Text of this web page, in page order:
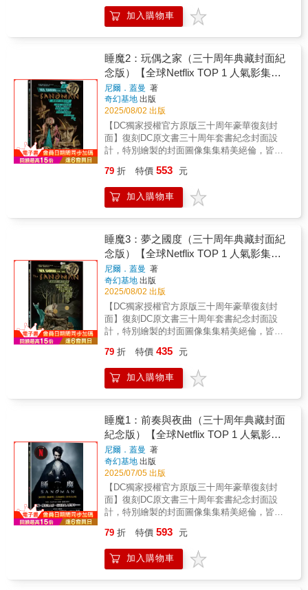
論家★絕對是流行文化中的大師之作，遠比同
期所謂「高雅文化」產出的任何東西都要更勇
爾．蓋曼筆下的這本漫畫鉅作⋯⋯在內容和風
格方面都展示了漫畫作為媒介的龐大表現力。
——《出版者週刊》（Publishers Weekly）★
蓋曼靈秀的散文因為書中維妙維肖的插畫而得
以昇華⋯⋯無疑將漫畫插畫作為一種精緻藝術
推向極致。——《軌跡》雜誌（Locus）★在黑
暗深沉、離經叛道又一鳴驚人的DC奇幻漫畫
「睡魔」系列中，蓋曼創造出一座新的萬神
殿，從死亡到譫妄再到夢，這些不朽者皆以相
同的字母D開頭⋯⋯他筆下的漫畫作品極富文學
色，以及恰到好處的偏執與異常。蓋曼是極少
數被評論界視為已經超越漫畫類型、開創出全
新生命力的漫畫編劇之一。——《舊金山觀察
像小說收藏必備。——《圖書館月刊》
（Library Journal）★視野宏大如宇宙，情感卻
出奇地貼近人心。——《娛樂週刊》
（Entertainment Weekly）★漫畫史上最偉大
的史詩之作。——《洛杉磯時報雜誌》（Los
Angeles Times Magazine）★錯綜交織、層層
堆疊的故事，融合民間傳說、神話、宗教、現
代街頭故事，以及一種帶著諷刺意味的幽默
開拓性之作。——《多倫多星報》（Toronto
Star）★假若《睡魔》不是本世紀最偉大的漫
畫，那它也好到應該用那個標準來看待。——
《獨立報》（The Independent）★主流成人漫
正面衝撞。——《新音樂快遞》（New Musical
Express）★無庸置疑，是主流漫畫產業有史以
來最出色的寫作。——《聖路易郵訊報》（St.
Louis Dispatch）★你將在這些書頁中感受到真
實的情感、驚豔的畫作⋯⋯堪稱圖像小說所能
帶來最豐富且令人滿足的閱讀體驗。——《英
倫線上》（UK Online）★不負長期讀者的高度
期待，並以跨越千禧年後的風格多樣性帶來無
限驚喜。——《村聲》（The Village Voice）
——✴✴✴——【故事介紹】《睡魔7：浮生若
寄》無盡家族最年幼的譫妄說動了她的哥哥
——夢，兩人結伴尋找他們失蹤的兄弟：毀
滅。他們踏上一場穿越清醒世界的奧德賽旅
程，最終迎來與毀滅之間的對質；而夢與兒子
魔》以深邃絢麗、富有詩意的筆調，講述了這
位夢之主宰的傳奇。它由數部獨立的篇章組
成，所有故事又有着千絲萬縷的聯繫。其架構
宏大，跨越無限時空：從遠古蠻荒到紐約街
頭，從現實到幻境，無論神鬼精怪、超級英雄
還是庸碌一生的凡人，都參與了這部悲喜劇的
演出；而不同漫畫家的參與，更使《睡魔》充
滿了多元化的藝術風格，畫面語言如夢境般多
姿多彩。——✴✴✴——【各界盛譽】★簡而言
之，尼爾．蓋曼是一座故事寶窟，能在任何形
式的媒體上看到他的作品，都是我們的福氣。
——史蒂芬．金（Stephen King）★一個大師
級的故事，引領了成人黑暗奇幻這個創作類
型。——馬克．巴克斯頓（Marc Buxton），評
論家★絕對是流行文化中的大師之作，遠比同
期所謂「高雅文化」產出的任何東西都要更勇
爾．蓋曼筆下的這本漫畫鉅作⋯⋯在內容和風
格方面都展示了漫畫作為媒介的龐大表現力。
——《出版者週刊》（Publishers Weekly）★
蓋曼靈秀的散文因為書中維妙維肖的插畫而得
以昇華⋯⋯無疑將漫畫插畫作為一種精緻藝術
推向極致。——《軌跡》雜誌（Locus）★在黑
暗深沉、離經叛道又一鳴驚人的DC奇幻漫畫
「睡魔」系列中，蓋曼創造出一座新的萬神
殿，從死亡到譫妄再到夢，這些不朽者皆以相
同的字母D開頭⋯⋯他筆下的漫畫作品極富文學
色，以及恰到好處的偏執與異常。蓋曼是極少
數被評論界視為已經超越漫畫類型、開創出全
新生命力的漫畫編劇之一。——《舊金山觀察
像小說收藏必備。——《圖書館月刊》
（Library Journal）★視野宏大如宇宙，情感卻
出奇地貼近人心。——《娛樂週刊》
（Entertainment Weekly）★漫畫史上最偉大
的史詩之作。——《洛杉磯時報雜誌》（Los
Angeles Times Magazine）★錯綜交織、層層
堆疊的故事，融合民間傳說、神話、宗教、現
代街頭故事，以及一種帶著諷刺意味的幽默
開拓性之作。——《多倫多星報》（Toronto
Star）★假若《睡魔》不是本世紀最偉大的漫
畫，那它也好到應該用那個標準來看待。——
《獨立報》（The Independent）★主流成人漫
～2008年百部必讀書籍」♕橫掃「漫畫界奧斯
卡」艾斯納獎，包括5座最佳連載系列、1座最
佳短篇故事、4座最佳編劇、7座最佳嵌字、2座
3：夢之國度》）榮獲世界奇幻獎最佳短篇小說
♕《睡魔4：迷霧季節》榮獲安古蘭漫畫節最佳
劇本♕《睡魔11：無盡之夜》、《睡魔：狩
夢》榮獲史鐸克獎最佳圖像敘事♕《睡魔：序
曲》榮獲雨果獎最佳圖像故事——✴✴✴——
【名人媒體推薦】史蒂芬．金Blaze Wu （神幻
系水墨插畫家）、方波坡POPO （廢柴觀察
室）、陳怡靜（漫畫記者/《大人的漫畫社》主
（影評人）、難攻博士（中華科幻學會會長）
魔》以深邃絢麗、富有詩意的筆調，講述了這
位夢之主宰的傳奇。它由數部獨立的篇章組
成，所有故事又有着千絲萬縷的聯繫。其架構
宏大，跨越無限時空：從遠古蠻荒到紐約街
頭，從現實到幻境，無論神鬼精怪、超級英雄
還是庸碌一生的凡人，都參與了這部悲喜劇的
演出；而不同漫畫家的參與，更使《睡魔》充
滿了多元化的藝術風格，畫面語言如夢境般多
姿多彩。——✴✴✴——【各界盛譽】★簡而言
之，尼爾．蓋曼是一座故事寶窟，能在任何形
式的媒體上看到他的作品，都是我們的福氣。
——史蒂芬．金（Stephen King）★一個大師
級的故事，引領了成人黑暗奇幻這個創作類
型。——馬克．巴克斯頓（Marc Buxton），評
論家★絕對是流行文化中的大師之作，遠比同
期所謂「高雅文化」產出的任何東西都要更勇
爾．蓋曼筆下的這本漫畫鉅作⋯⋯在內容和風
格方面都展示了漫畫作為媒介的龐大表現力。
——《出版者週刊》（Publishers Weekly）★
蓋曼靈秀的散文因為書中維妙維肖的插畫而得
以昇華⋯⋯無疑將漫畫插畫作為一種精緻藝術
推向極致。——《軌跡》雜誌（Locus）★在黑
暗深沉、離經叛道又一鳴驚人的DC奇幻漫畫
「睡魔」系列中，蓋曼創造出一座新的萬神
殿，從死亡到譫妄再到夢，這些不朽者皆以相
同的字母D開頭⋯⋯他筆下的漫畫作品極富文學
色，以及恰到好處的偏執與異常。蓋曼是極少
數被評論界視為已經超越漫畫類型、開創出全
新生命力的漫畫編劇之一。——《舊金山觀察
睡魔更凸顯亮麗色彩。——✴✴✴——榮獲雨果
奬、軌跡獎、世界奇幻獎、艾斯納獎風靡全球
史上最為暢銷、廣受好評的圖像作品之一，漫
畫領域中成熟、詩意幻想的標竿。DC宇宙神祕
又強大的「無盡家族」一員，「夢」將化為人
形，行走於凡人世界之中睡魔，一位身穿黑色
風衣、有著星辰般雙眼的憂鬱男子。他既非神
祇，也非魔鬼，更不是超級英雄，他是誕生於
奇幻文學大師尼爾．蓋曼筆下的「夢之主」，
是DC宇宙中強大而神祕的「無盡家族」一員。
♕榮獲雨果獎、軌跡獎、世界奇幻獎、艾斯納
獎、安古蘭漫畫節編劇獎等獎項♕《娛樂週
～2008年百部必讀書籍」♕橫掃「漫畫界奧斯
卡」艾斯納獎，包括5座最佳連載系列、1座最
佳短篇故事、4座最佳編劇、7座最佳嵌字、2座
3：夢之國度》）榮獲世界奇幻獎最佳短篇小說
♕《睡魔4：迷霧季節》榮獲安古蘭漫畫節最佳
劇本♕《睡魔11：無盡之夜》、《睡魔：狩
夢》榮獲史鐸克獎最佳圖像敘事♕《睡魔：序
曲》榮獲雨果獎最佳圖像故事——✴✴✴——
【名人媒體推薦】史蒂芬．金Blaze Wu （神幻
系水墨插畫家）、方波坡POPO （廢柴觀察
室）、陳怡靜（漫畫記者/《大人的漫畫社》主
（影評人）、難攻博士（中華科幻學會會長）
魔》以深邃絢麗、富有詩意的筆調，講述了這
位夢之主宰的傳奇。它由數部獨立的篇章組
成，所有故事又有着千絲萬縷的聯繫。其架構
宏大，跨越無限時空：從遠古蠻荒到紐約街
頭，從現實到幻境，無論神鬼精怪、超級英雄
還是庸碌一生的凡人，都參與了這部悲喜劇的
演出；而不同漫畫家的參與，更使《睡魔》充
滿了多元化的藝術風格，畫面語言如夢境般多
姿多彩。——✴✴✴——【各界盛譽】★簡而言
之，尼爾．蓋曼是一座故事寶窟，能在任何形
式的媒體上看到他的作品，都是我們的福氣。
——史蒂芬．金（Stephen King）★一個大師
級的故事，引領了成人黑暗奇幻這個創作類
型。——馬克．巴克斯頓（Marc Buxton），評
論家★絕對是流行文化中的大師之作，遠比同
期所謂「高雅文化」產出的任何東西都要更勇
加入購物車
睡魔2：玩偶之家（三十周年典藏封面紀
念版）【全球Netflix TOP 1 人氣影集同
名原作，奇幻文學大師尼爾‧蓋曼最知名
經典美漫代表作】
尼爾．蓋曼 著
奇幻基地 出版
2025/08/02 出版
【DC獨家授權官方原版三十周年豪華復刻封
面】復刻DC原文書三十周年套書紀念封面設
計，特別繪製的封面圖像集集精美絕倫，皆圍
外印製使用高級美術紙，白底透光，為墨重的
睡魔更凸顯亮麗色彩。——✴✴✴——榮獲雨果
奬、軌跡獎、世界奇幻獎、艾斯納獎風靡全球
史上最為暢銷、廣受好評的圖像作品之一，漫
畫領域中成熟、詩意幻想的標竿。DC宇宙神祕
又強大的「無盡家族」一員，「夢」將化為人
形，行走於凡人世界之中睡魔，一位身穿黑色
風衣、有著星辰般雙眼的憂鬱男子。他既非神
祇，也非魔鬼，更不是超級英雄，他是誕生於
奇幻文學大師尼爾．蓋曼筆下的「夢之主」，
是DC宇宙中強大而神祕的「無盡家族」一員。
♕榮獲雨果獎、軌跡獎、世界奇幻獎、艾斯納
獎、安古蘭漫畫節編劇獎等獎項♕《娛樂週
～2008年百部必讀書籍」♕橫掃「漫畫界奧斯
卡」艾斯納獎，包括5座最佳連載系列、1座最
佳短篇故事、4座最佳編劇、7座最佳嵌字、2座
3：夢之國度》）榮獲世界奇幻獎最佳短篇小說
♕《睡魔4：迷霧季節》榮獲安古蘭漫畫節最佳
劇本♕《睡魔11：無盡之夜》、《睡魔：狩
夢》榮獲史鐸克獎最佳圖像敘事♕《睡魔：序
曲》榮獲雨果獎最佳圖像故事——✴✴✴——
【名人媒體推薦】史蒂芬．金Blaze Wu （神幻
系水墨插畫家）、方波坡POPO （廢柴觀察
室）、陳怡靜（漫畫記者/《大人的漫畫社》主
（影評人）、難攻博士（中華科幻學會會長）
——✴✴✴——作為尼爾．蓋曼的成名作，《睡
魔》以深邃絢麗、富有詩意的筆調，講述了這
位夢之主宰的傳奇。它由數部獨立的篇章組
成，所有故事又有着千絲萬縷的聯繫。其架構
79 折 特價 553 元
加入購物車
睡魔3：夢之國度（三十周年典藏封面紀
念版）【全球Netflix TOP 1 人氣影集同
名原作，奇幻文學大師尼爾‧蓋曼最知名
經典美漫代表作】
尼爾．蓋曼 著
奇幻基地 出版
2025/08/02 出版
【DC獨家授權官方原版三十周年豪華復刻封
面】復刻DC原文書三十周年套書紀念封面設
計，特別繪製的封面圖像集集精美絕倫，皆圍
外印製使用高級美術紙，白底透光，為墨重的
睡魔更凸顯亮麗色彩。——✴✴✴——榮獲雨果
奬、軌跡獎、世界奇幻獎、艾斯納獎風靡全球
史上最為暢銷、廣受好評的圖像作品之一，漫
畫領域中成熟、詩意幻想的標竿。DC宇宙神祕
又強大的「無盡家族」一員，「夢」將化為人
形，行走於凡人世界之中睡魔，一位身穿黑色
風衣、有著星辰般雙眼的憂鬱男子。他既非神
祇，也非魔鬼，更不是超級英雄，他是誕生於
奇幻文學大師尼爾．蓋曼筆下的「夢之主」，
是DC宇宙中強大而神祕的「無盡家族」一員。
♕榮獲雨果獎、軌跡獎、世界奇幻獎、艾斯納
獎、安古蘭漫畫節編劇獎等獎項♕《娛樂週
～2008年百部必讀書籍」♕橫掃「漫畫界奧斯
卡」艾斯納獎，包括5座最佳連載系列、1座最
佳短篇故事、4座最佳編劇、7座最佳嵌字、2座
79 折 特價 435 元
加入購物車
睡魔1：前奏與夜曲（三十周年典藏封面
紀念版）【全球Netflix TOP 1 人氣影集
同名原作，奇幻文學大師尼爾‧蓋曼最知
名經典美漫代表作，首集Netflix影視書衣
版】
尼爾．蓋曼 著
奇幻基地 出版
2025/07/05 出版
【DC獨家授權官方原版三十周年豪華復刻封
面】復刻DC原文書三十周年套書紀念封面設
計，特別繪製的封面圖像集集精美絕倫，皆圍
外印製使用高級美術紙，白底透光，為墨重的
睡魔更凸顯亮麗色彩。——✴✴✴——榮獲雨果
奬、軌跡獎、世界奇幻獎、艾斯納獎風靡全球
79 折 特價 593 元
加入購物車